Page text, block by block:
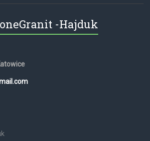
-Hajduk